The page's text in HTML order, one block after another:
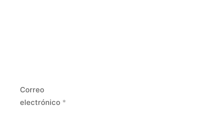
Correo
electrónico *